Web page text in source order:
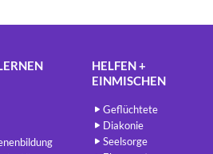
HELFEN +
EINMISCHEN
Geflüchtete
Diakonie
Seelsorge